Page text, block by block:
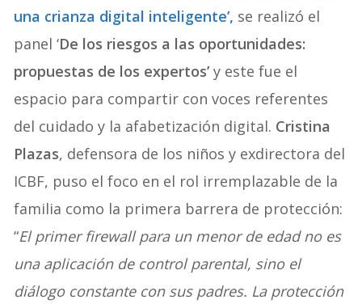
una crianza digital inteligente’, se realizó el
panel ‘De los riesgos a las oportunidades:
propuestas de los expertos’ y este fue el
espacio para compartir con voces referentes
del cuidado y la afabetización digital. Cristina
Plazas, defensora de los niños y exdirectora del
ICBF, puso el foco en el rol irremplazable de la
familia como la primera barrera de protección:
“El primer firewall para un menor de edad no es
una aplicación de control parental, sino el
diálogo constante con sus padres. La protección